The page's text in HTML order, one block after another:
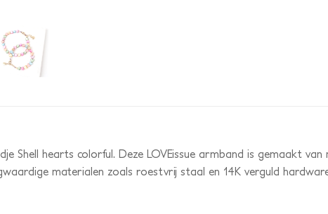
Shell hearts colorful. Deze LOVEissue armband is gemaakt
materialen zoals roestvrij staal en 14K verguld